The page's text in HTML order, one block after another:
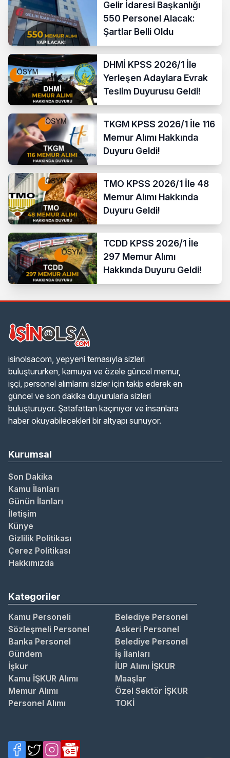
Gelir İdaresi Başkanlığı
550 Personel Alacak:
Şartlar Belli Oldu
DHMİ KPSS 2026/1 İle
Yerleşen Adaylara Evrak
Teslim Duyurusu Geldi!
TKGM KPSS 2026/1 İle 116
Memur Alımı Hakkında
Duyuru Geldi!
TMO KPSS 2026/1 İle 48
Memur Alımı Hakkında
Duyuru Geldi!
TCDD KPSS 2026/1 İle
297 Memur Alımı
Hakkında Duyuru Geldi!
isinolsacom, yepyeni temasıyla sizleri
buluştururken, kamuya ve özele güncel memur,
işçi, personel alımlarını sizler için takip ederek en
güncel ve son dakika duyurularla sizleri
buluşturuyor. Şatafattan kaçınıyor ve insanlara
haber okuyabilecekleri bir altyapı sunuyor.
Kurumsal
Son Dakika
Kamu İlanları
Günün İlanları
İletişim
Künye
Gizlilik Politikası
Çerez Politikası
Hakkımızda
Kategoriler
Kamu Personeli
Belediye Personel
Sözleşmeli Personel
Askeri Personel
Banka Personel
Belediye Personel
Gündem
İş İlanları
İşkur
İUP Alımı İŞKUR
Kamu İŞKUR Alımı
Maaşlar
Memur Alımı
Özel Sektör İŞKUR
Personel Alımı
TOKİ